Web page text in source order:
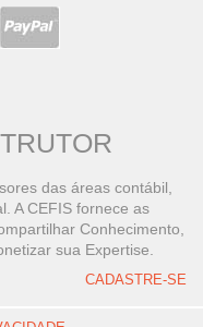
das áreas contábil,
A CEFIS fornece as
Conhecimento,
sua Expertise.
CADASTRE-SE